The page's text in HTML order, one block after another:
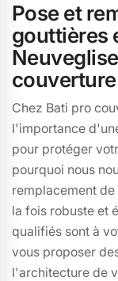
Pose et
gouttières
couverture
Chez Bati pro
l'importance
pour protéger
pourquoi nous
remplacement
la fois robuste et
qualifiés sont à
vous proposer
l'architecture de